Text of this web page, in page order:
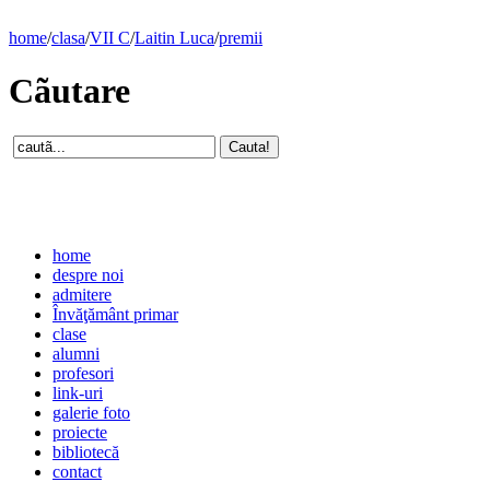
home/clasa/VII C/Laitin Luca/premii
Cãutare
home
despre noi
admitere
Învăţământ primar
clase
alumni
profesori
link-uri
galerie foto
proiecte
bibliotecă
contact